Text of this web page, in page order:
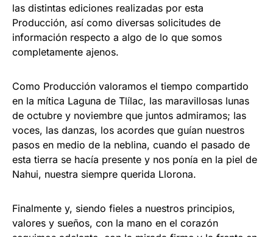
las distintas ediciones realizadas por esta
Producción, así como diversas solicitudes de
información respecto a algo de lo que somos
completamente ajenos.
Como Producción valoramos el tiempo compartido
en la mítica Laguna de Tlílac, las maravillosas lunas
de octubre y noviembre que juntos admiramos; las
voces, las danzas, los acordes que guían nuestros
pasos en medio de la neblina, cuando el pasado de
esta tierra se hacía presente y nos ponía en la piel de
Nahui, nuestra siempre querida Llorona.
Finalmente y, siendo fieles a nuestros principios,
valores y sueños, con la mano en el corazón